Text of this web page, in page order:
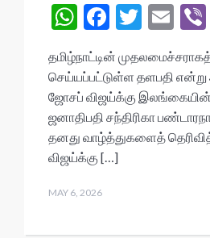
W
h
at
s
A
p
p
F
ac
e
b
o
o
k
T
itt
er
E
ai
l
b
தமிழ்நாட்டின் முதலமைச்சராகத்
செய்யப்பட்டுள்ள தளபதி என்று
ஜோசப் விஜய்க்கு
ஜனாதிபதி சந்திரிகா
தனது வாழ்த்துகளைத்
விஜய்க்கு […]
MAY 6, 2026